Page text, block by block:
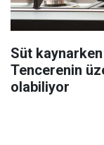
Süt
Tencerenin
olabiliyor